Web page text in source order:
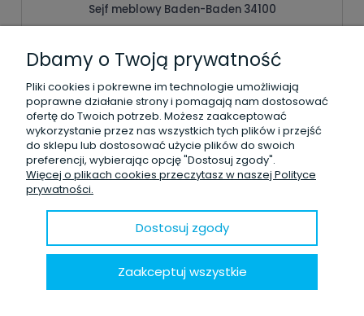
Sejf meblowy Baden-Baden 34100
1 420,00 zł
Dodaj do koszyka
Dbamy o Twoją prywatność
Pliki cookies i pokrewne im technologie umożliwiają
poprawne działanie strony i pomagają nam dostosować
ofertę do Twoich potrzeb. Możesz zaakceptować
wykorzystanie przez nas wszystkich tych plików i przejść
do sklepu lub dostosować użycie plików do swoich
preferencji, wybierając opcję "Dostosuj zgody".
Więcej o plikach cookies przeczytasz w naszej Polityce
prywatności.
Dostosuj zgody
Zaakceptuj wszystkie